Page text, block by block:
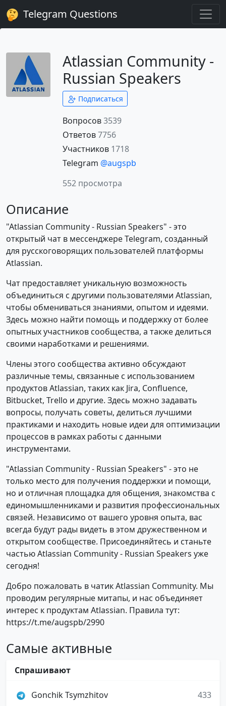
Telegram Questions
Atlassian Community -
Russian Speakers
Подписаться
Вопросов3539
Ответов7756
Участников 1718
Telegram @augspb
552 просмотра
Описание
"Atlassian Community - Russian Speakers" - это
открытый чат в мессенджере Telegram, созданный
для русскоговорящих пользователей платформы
Atlassian.
Чат предоставляет уникальную возможность
объединиться с другими пользователями Atlassian,
чтобы обмениваться знаниями, опытом и идеями.
Здесь можно найти помощь и поддержку от более
опытных участников сообщества, а также делиться
своими наработками и решениями.
Члены этого сообщества активно обсуждают
различные темы, связанные с использованием
продуктов Atlassian, таких как Jira, Confluence,
Bitbucket, Trello и другие. Здесь можно задавать
вопросы, получать советы, делиться лучшими
практиками и находить новые идеи для оптимизации
процессов в рамках работы с данными
инструментами.
"Atlassian Community - Russian Speakers" - это не
только место для получения поддержки и помощи,
но и отличная площадка для общения, знакомства с
единомышленниками и развития профессиональных
связей. Независимо от вашего уровня опыта, вас
всегда будут рады видеть в этом дружественном и
открытом сообществе. Присоединяйтесь и станьте
частью Atlassian Community - Russian Speakers уже
сегодня!
Добро пожаловать в чатик Atlassian Community. Мы
проводим регулярные митапы, и нас объединяет
интерес к продуктам Atlassian. Правила тут:
https://t.me/augspb/2990
Самые активные
Спрашивают
Gonchik Tsymzhitov
433